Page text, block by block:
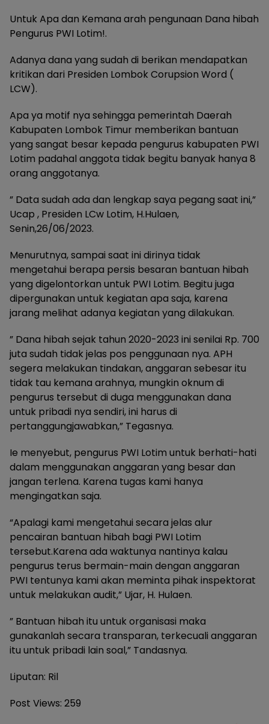
Untuk Apa dan Kemana arah pengunaan Dana hibah
Pengurus PWI Lotim!.
Adanya dana yang sudah di berikan mendapatkan
kritikan dari Presiden Lombok Corupsion Word (
LCW).
Apa ya motif nya sehingga pemerintah Daerah
Kabupaten Lombok Timur memberikan bantuan
yang sangat besar kepada pengurus kabupaten PWI
Lotim padahal anggota tidak begitu banyak hanya 8
orang anggotanya.
” Data sudah ada dan lengkap saya pegang saat ini,”
Ucap , Presiden LCw Lotim, H.Hulaen,
Senin,26/06/2023.
Menurutnya, sampai saat ini dirinya tidak
mengetahui berapa persis besaran bantuan hibah
yang digelontorkan untuk PWI Lotim. Begitu juga
dipergunakan untuk kegiatan apa saja, karena
jarang melihat adanya kegiatan yang dilakukan.
” Dana hibah sejak tahun 2020-2023 ini senilai Rp. 700
juta sudah tidak jelas pos penggunaan nya. APH
segera melakukan tindakan, anggaran sebesar itu
tidak tau kemana arahnya, mungkin oknum di
pengurus tersebut di duga menggunakan dana
untuk pribadi nya sendiri, ini harus di
pertanggungjawabkan,” Tegasnya.
Ie menyebut, pengurus PWI Lotim untuk berhati-hati
dalam menggunakan anggaran yang besar dan
jangan terlena. Karena tugas kami hanya
mengingatkan saja.
“Apalagi kami mengetahui secara jelas alur
pencairan bantuan hibah bagi PWI Lotim
tersebut.Karena ada waktunya nantinya kalau
pengurus terus bermain-main dengan anggaran
PWI tentunya kami akan meminta pihak inspektorat
untuk melakukan audit,” Ujar, H. Hulaen.
” Bantuan hibah itu untuk organisasi maka
gunakanlah secara transparan, terkecuali anggaran
itu untuk pribadi lain soal,” Tandasnya.
Liputan: Ril
Post Views: 259